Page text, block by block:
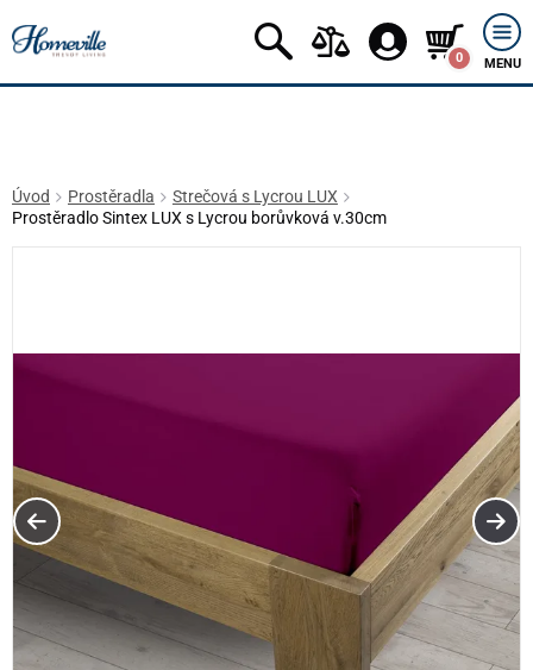
0 MENU
Úvod Prostěradla
Strečová s Lycrou LUX
Prostěradlo Sintex LUX s Lycrou borůvková v.30cm